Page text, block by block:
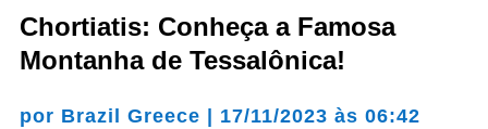
Chortiatis: Conheça a Famosa
Montanha de Tessalônica!
por Brazil Greece 17/11/2023 às 06:42